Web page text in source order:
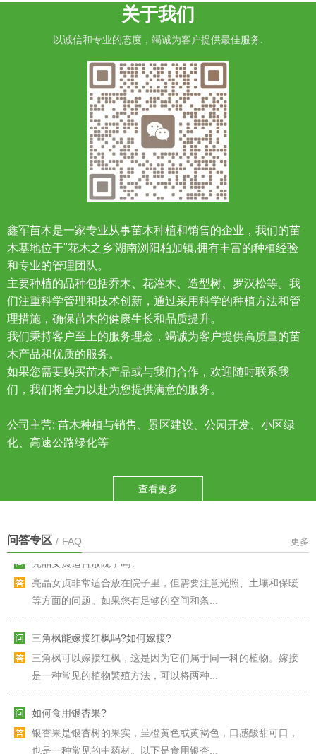
关于我们
以诚信和专业的态度，竭诚为客户提供最佳服务.
鑫军苗木是一家专业从事苗木种植和销售的企业，我们的苗
木基地位于"花木之乡'湖南浏阳柏加镇,拥有丰富的种植经验
和专业的管理团队。
主要种植的品种包括乔木、花灌木、造型树、罗汉松等。我
们注重科学管理和技术创新，通过采用科学的种植方法和管
理措施，确保苗木的健康生长和品质提升。
我们秉持客户至上的服务理念，竭诚为客户提供高质量的苗
木产品和优质的服务。
如果您需要购买苗木产品或与我们合作，欢迎随时联系我
们，我们将全力以赴为您提供满意的服务。
公司主营: 苗木种植与销售、景区建设、公园开发、小区绿
化、高速公路绿化等
查看更多
更多
问答专区 / FAQ
亮晶女贞适合放院子吗?
亮晶女贞非常适合放在院子里，但需要注意光照、土壤和保暖
等方面的问题。如果您有足够的空间和条...
三角枫能嫁接红枫吗?如何嫁接?
三角枫可以嫁接红枫，这是因为它们属于同一科的植物。嫁接
是一种常见的植物繁殖方法，可以将两种...
如何食用银杏果?
银杏果是银杏树的果实，呈橙黄色或黄褐色，口感酸甜可口，
也是一种常见的中药材。以下是食用银杏...